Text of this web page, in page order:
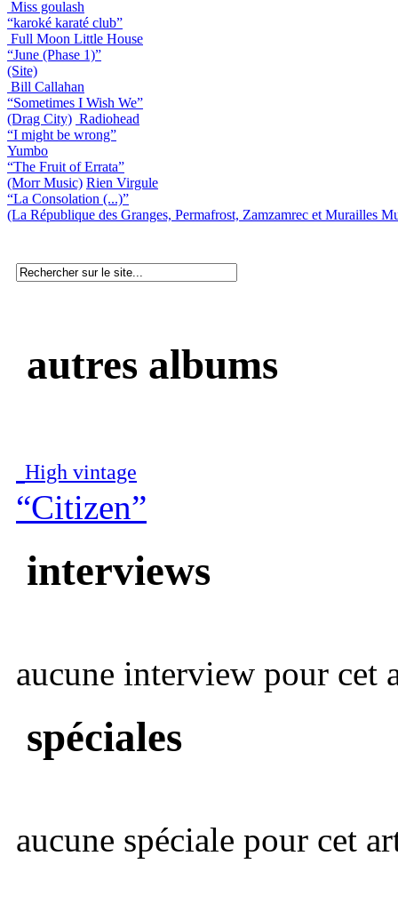
Miss goulash
“karoké karaté club”
Full Moon Little House
“June (Phase 1)”
(Site)
Bill Callahan
“Sometimes I Wish We”
(Drag City) Radiohead
“I might be wrong”
Yumbo
“The Fruit of Errata”
(Morr Music) Rien Virgule
“La Consolation (...)”
(La République des Granges, Permafrost, Zamzamrec et Murailles
autres albums
High vintage
“Citizen”
interviews
aucune interview pour cet
spéciales
aucune spéciale pour cet